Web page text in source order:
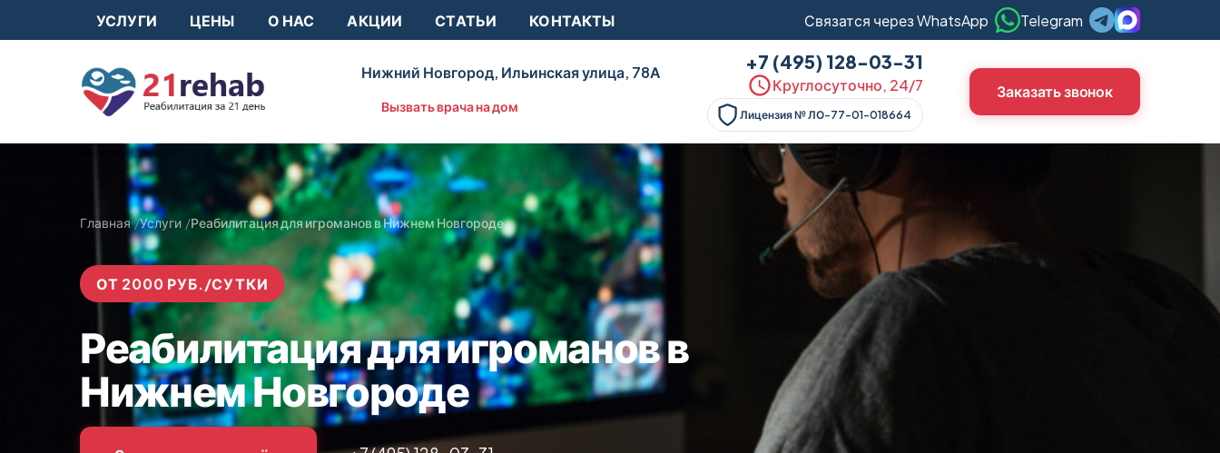
УСЛУГИ ЦЕНЫ О НАС АКЦИИ СТАТЬИ КОНТАКТЫ Связатся через WhatsApp Telegram
Нижний Новгород, Ильинская улица, 78А
Вызвать врача на дом
+7 (495) 128-03-31
Круглосуточно, 24/7
Лицензия № ЛО-77-01-018664
Заказать звонок
Главная Услуги Реабилитация для игроманов в Нижнем Новгороде
ОТ 2000 РУБ./СУТКИ
Реабилитация для игроманов в
Нижнем Новгороде